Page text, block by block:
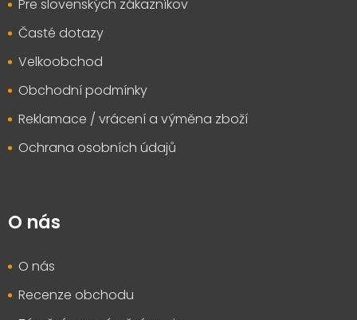
Pre slovenských zákazníkov
Časté dotazy
Velkoobchod
Obchodní podmínky
Reklamace / vrácení a výměna zboží
Ochrana osobních údajů
O nás
O nás
Recenze obchodu